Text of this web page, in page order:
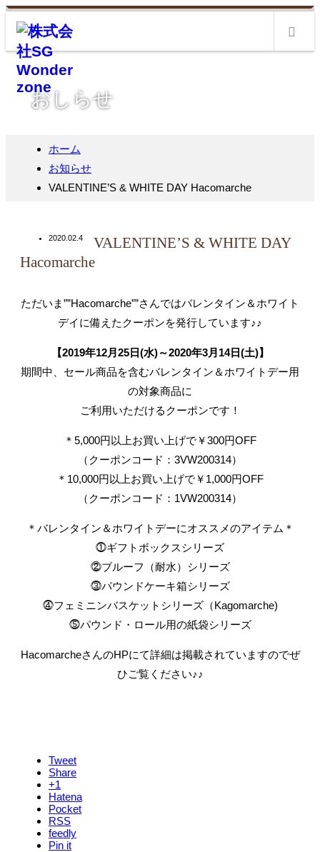
おしらせ
ホーム
お知らせ
VALENTINE’S & WHITE DAY Hacomarche
2020.02.4
VALENTINE’S & WHITE DAY
Hacomarche
ただいま””Hacomarche””さんではバレンタイン＆ホワイト
デイに備えたクーポンを発行しています♪♪
【2019年12月25日(水)～2020年3月14日(土)】
期間中、セール商品を含むバレンタイン＆ホワイトデー用
の対象商品に
ご利用いただけるクーポンです！
＊5,000円以上お買い上げで￥300円OFF
（クーポンコード：3VW200314）
＊10,000円以上お買い上げで￥1,000円OFF
（クーポンコード：1VW200314）
＊バレンタイン＆ホワイトデーにオススメのアイテム＊
⓵ギフトボックスシリーズ
⓶ブルーフ（耐水）シリーズ
⓷パウンドケーキ箱シリーズ
⓸フェミニンバスケットシリーズ（Kagomarche)
⓹パウンド・ロール用の紙袋シリーズ
HacomarcheさんのHPにて詳細は掲載されていますのでぜ
ひご覧ください♪♪
Tweet
Share
+1
Hatena
Pocket
RSS
feedly
Pin it